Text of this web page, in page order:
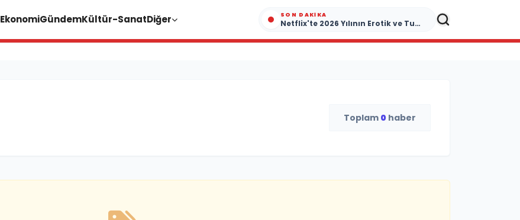
EkonomiGündemKültür-SanatDiğer SON DAKIKA
Netflix'te 2026 Yılının Erotik ve Tutku Dolu Yapımları
Toplam 0 haber